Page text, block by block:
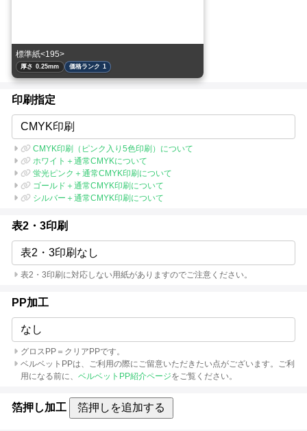
標準紙<195>
厚さ 0.25mm 価格ランク 1
印刷指定
CMYK印刷
CMYK印刷（ピンク入り5色印刷）について
ホワイト＋通常CMYKについて
蛍光ピンク＋通常CMYK印刷について
ゴールド＋通常CMYK印刷について
シルバー＋通常CMYK印刷について
表2・3印刷
表2・3印刷なし
表2・3印刷に対応しない用紙がありますのでご注意ください。
PP加工
なし
グロスPP＝クリアPPです。
ベルベットPPは、ご利用の際にご留意いただきたい点がございます。ご利
用になる前に、 ベルベットPP紹介ページをご覧ください。
箔押し加工 箔押しを追加する